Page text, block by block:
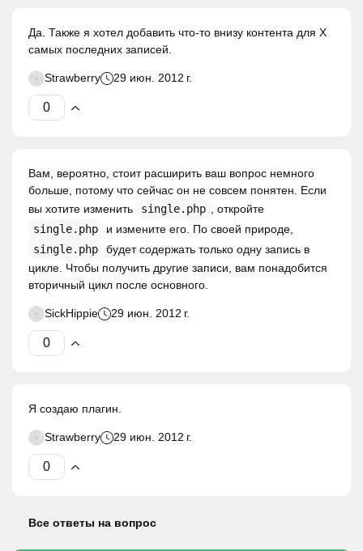
Да. Также я хотел добавить что-то внизу контента для X
самых последних записей.
Strawberry 29 июн. 2012 г.
Вам, вероятно, стоит расширить ваш вопрос немного
больше, потому что сейчас он не совсем понятен. Если
вы хотите изменить
single.php
, откройте
single.php
и измените его. По своей природе,
single.php
будет содержать только одну запись в
цикле. Чтобы получить другие записи, вам понадобится
вторичный цикл после основного.
SickHippie 29 июн. 2012 г.
Я создаю плагин.
Strawberry 29 июн. 2012 г.
Все ответы на вопрос